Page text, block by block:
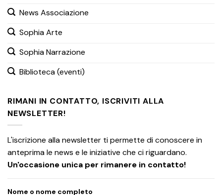
News Associazione
Sophia Arte
Sophia Narrazione
Biblioteca (eventi)
RIMANI IN CONTATTO, ISCRIVITI ALLA
NEWSLETTER!
L'iscrizione alla newsletter ti permette di conoscere in
anteprima le news e le iniziative che ci riguardano.
Un'occasione unica per rimanere in contatto!
Nome o nome completo